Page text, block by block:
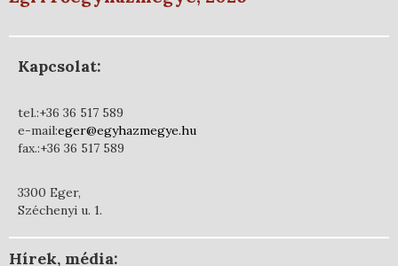
Kapcsolat:
tel.:+36 36 517 589
e-mail:eger@egyhazmegye.hu
fax.:+36 36 517 589
3300 Eger,
Széchenyi u. 1.
Hírek, média: